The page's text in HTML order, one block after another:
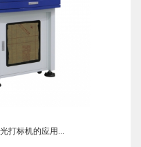
打标机的应用...